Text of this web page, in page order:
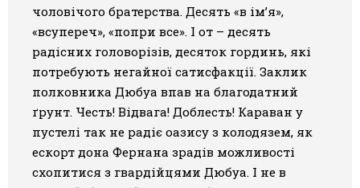
чоловічого братерства. Десять «в ім’я»,
«всупереч», «попри все». І от – десять
радісних головорізів, десяток гординь, які
потребують негайної сатисфакції. Заклик
полковника Дюбуа впав на благодатний
ґрунт. Честь! Відвага! Доблесть! Караван у
пустелі так не радіє оазису з колодязем, як
ескорт дона Фернана зрадів можливості
схопитися з гвардійцями Дюбуа. І не в